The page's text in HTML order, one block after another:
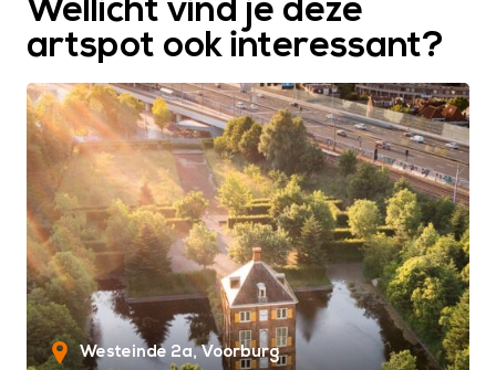
Wellicht vind je deze
artspot ook interessant?
Westeinde 2a Voorburg